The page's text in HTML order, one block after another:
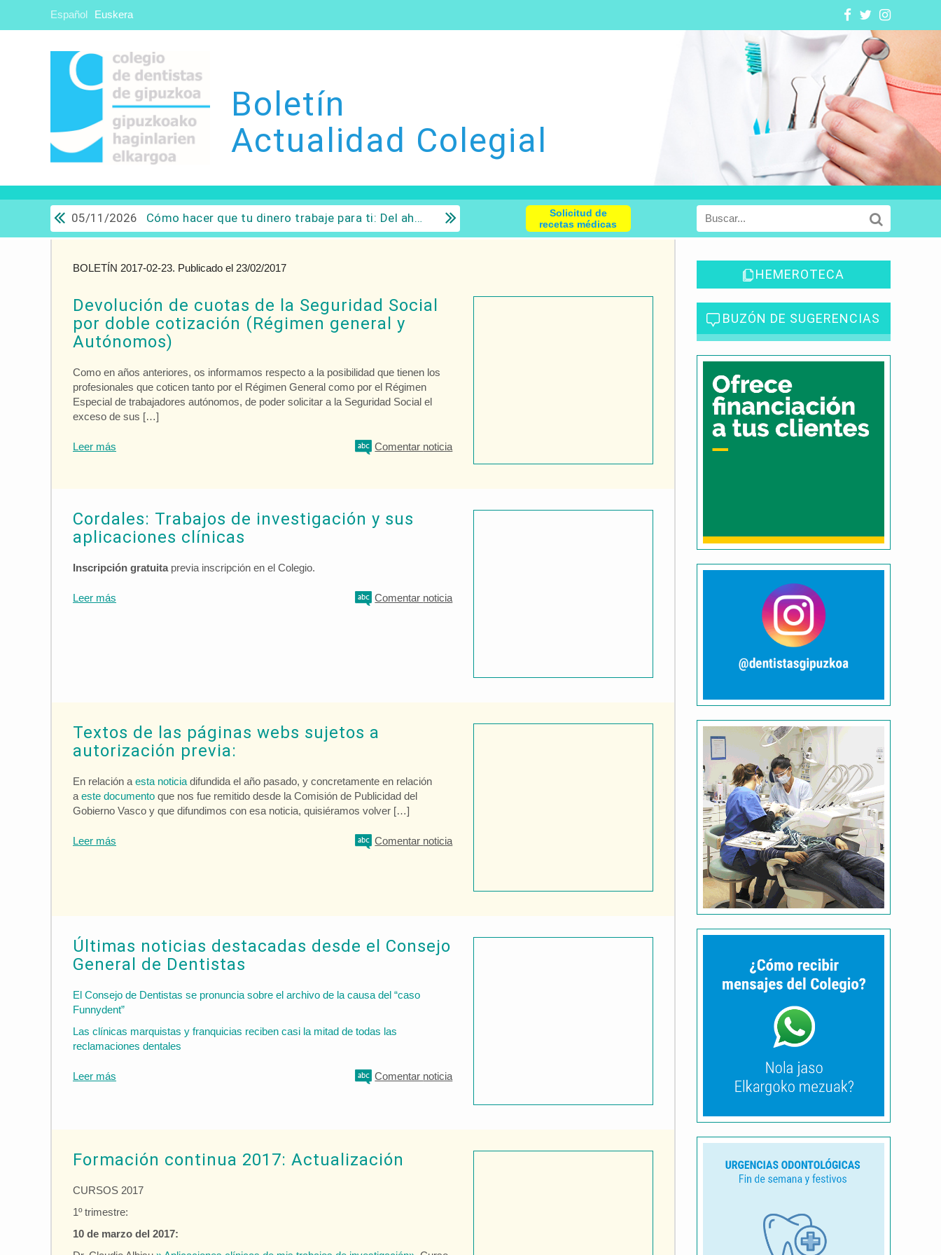
Español Euskera
Boletín
Actualidad Colegial
05/11/2026 Cómo hacer que tu dinero trabaje para ti: Del ahorro a la inversión con sentido común.
Solicitud de
recetas médicas
BOLETÍN 2017-02-23. Publicado el 23/02/2017
Devolución de cuotas de la Seguridad Social
por doble cotización (Régimen general y
Autónomos)
Como en años anteriores, os informamos respecto a la posibilidad que tienen los
profesionales que coticen tanto por el Régimen General como por el Régimen
Especial de trabajadores autónomos, de poder solicitar a la Seguridad Social el
exceso de sus […]
Leer más Comentar noticia
Cordales: Trabajos de investigación y sus
aplicaciones clínicas
Inscripción gratuitaprevia inscripción en el Colegio.
Leer más Comentar noticia
Textos de las páginas webs sujetos a
autorización previa:
En relación aesta noticia difundida el año pasado, y concretamente en relación
aeste documento que nos fue remitido desde la Comisión de Publicidad del
Gobierno Vasco y que difundimos con esa noticia, quisiéramos volver […]
Leer más Comentar noticia
Últimas noticias destacadas desde el Consejo
General de Dentistas
El Consejo de Dentistas se pronuncia sobre el archivo de la causa del “caso
Funnydent”
Las clínicas marquistas y franquicias reciben casi la mitad de todas las
reclamaciones dentales
Leer más Comentar noticia
Formación continua 2017: Actualización
CURSOS 2017
1º trimestre:
10 de marzo del 2017:
HEMEROTECA
BUZÓN DE SUGERENCIAS